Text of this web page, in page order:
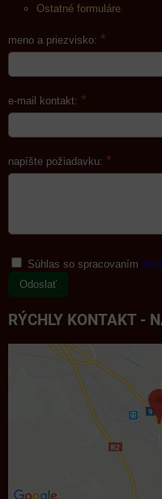
Ostatné formuláre
meno a priezvisko: *
e-mail kontakt: *
napíšte požiadavku: *
Súhlas so spracovaním
Odoslať
RÝCHLY KONTAKT -